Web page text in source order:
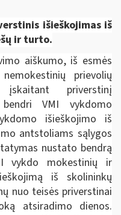
išieškojimas iš
ir turto.
aiškumo, iš esmės
prievolių
įskaitant priverstinį
VMI vykdomo
išieškojimo iš
antstoliams sąlygos
nustato bendrą
vykdo mokestinių ir
iš skolininkų
nuo teisės priverstinai
atsiradimo dienos.